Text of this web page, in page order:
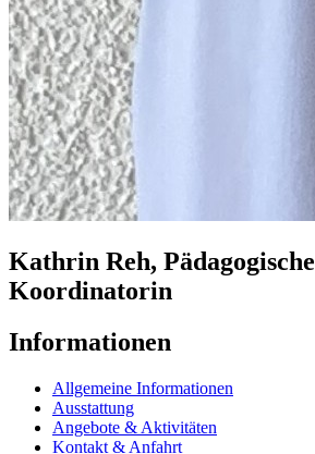
Kathrin Reh, Pädagogische
Koordinatorin
Informationen
Allgemeine Informationen
Ausstattung
Angebote & Aktivitäten
Kontakt & Anfahrt